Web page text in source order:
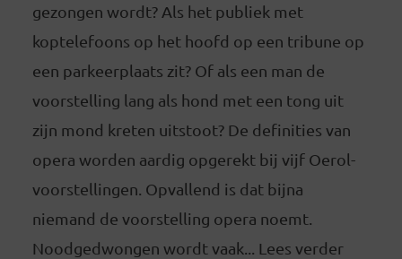
gezongen wordt? Als het publiek met
koptelefoons op het hoofd op een tribune op
een parkeerplaats zit? Of als een man de
voorstelling lang als hond met een tong uit
zijn mond kreten uitstoot? De definities van
opera worden aardig opgerekt bij vijf Oerol-
voorstellingen. Opvallend is dat bijna
niemand de voorstelling opera noemt.
Noodgedwongen wordt vaak... Lees verder